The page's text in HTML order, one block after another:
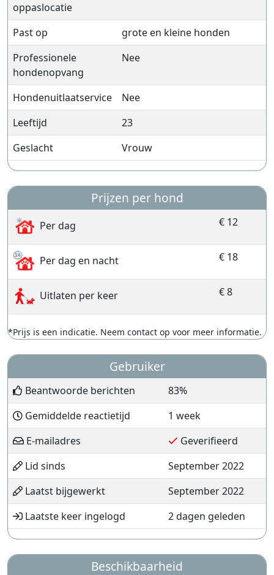
oppaslocatie
Past op
grote en kleine honden
Professionele
hondenopvang
Nee
Hondenuitlaatservice
Nee
Leeftijd
23
Geslacht
Vrouw
Prijzen per hond
Per dag € 12
Per dag en nacht € 18
Uitlaten per keer € 8
*Prijs is een indicatie. Neem contact op voor meer informatie.
Gebruiker
Beantwoorde berichten
83%
Gemiddelde reactietijd
1 week
E-mailadres
Geverifieerd
Lid sinds
September 2022
Laatst bijgewerkt
September 2022
Laatste keer ingelogd
2 dagen geleden
Beschikbaarheid